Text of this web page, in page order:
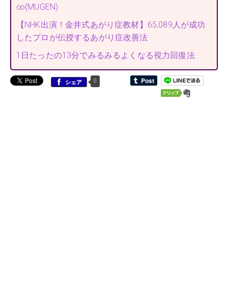
∞(MUGEN)
【NHK出演！金井式あがり症教材】65,089人が成功
したプロが伝授するあがり症改善法
1日たったの13分でみるみるよくなる視力回復法
シェア 0